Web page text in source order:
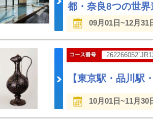
都・奈良8つの世
09月01日~12月31
【東京駅・品川
10月01日~11月30